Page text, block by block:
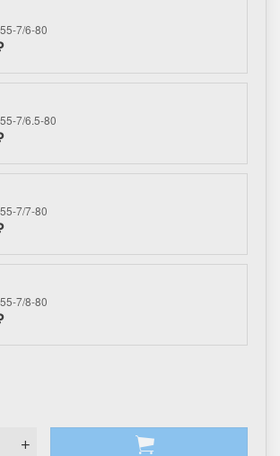
7/6-80
7/6.5-80
7/7-80
7/8-80